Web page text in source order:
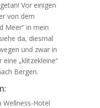
Vor einigen
von dem
Meer“ in mein
da, diesmal
und zwar in
„klitzekleine“
Bergen.
Wellness-Hotel